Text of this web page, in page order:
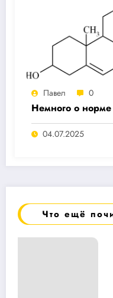
Павел 0
Немного о норме
04.07.2025
Что ещё